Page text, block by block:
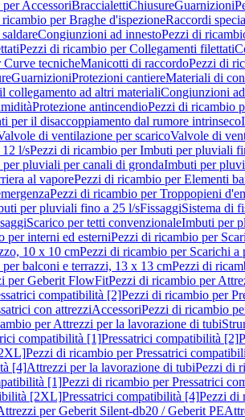
AccessoriBraccialettiChiusureGuarnizioni
per Braghe d'ispezioneRaccordi
Congiunzioni ad innestoPezzi di
Pezzi di ricambio per Collegamenti filettati
tecnicheManicotti di raccordoPezzi di
GuarnizioniProtezioni cantiereMateriali di
collegamento ad altri materialiCongiunzioni
Protezione antincendioPezzi di ricambio
per il disaccoppiamento dal rumore intrinseco
di ventilazione per scaricoValvole di
l/sPezzi di ricambio per Imbuti per pluviali
pluviali per canali di grondaImbuti per
al vaporePezzi di ricambio per Elementi
Pezzi di ricambio per Troppopieni
per pluviali fino a 25 l/sFissaggiSistema di
Scarico per tetti convenzionaleImbuti per
per interni ed esterniPezzi di ricambio per
10 x 10 cmPezzi di ricambio per Scarichi a
balconi e terrazzi, 13 x 13 cmPezzi di
per Geberit FlowFitPezzi di ricambio per
compatibilità [2]Pezzi di ricambio per
con attrezziAccessoriPezzi di ricambio
per Attrezzi per la lavorazione di tubi
compatibilità [1]Pressatrici compatibilità [2]
Pezzi di ricambio per Pressatrici
[4]Attrezzi per la lavorazione di tubiPezzi di
[1]Pezzi di ricambio per Pressatrici
[2XL]Pressatrici compatibilità [4]Pezzi di
per Geberit Silent-db20 / Geberit PE